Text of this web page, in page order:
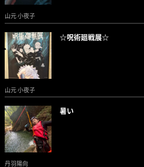
山元 小夜子
☆呪術廻戦展☆
山元 小夜子
暑い
丹羽陽向